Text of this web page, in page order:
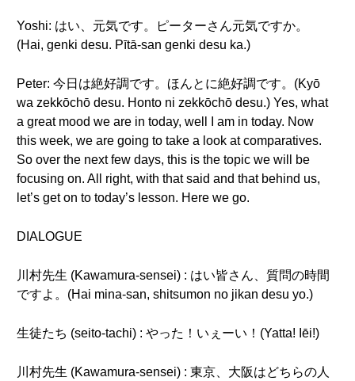
Yoshi: はい、元気です。ピーターさん元気ですか。
(Hai, genki desu. Pītā-san genki desu ka.)
Peter: 今日は絶好調です。ほんとに絶好調です。(Kyō
wa zekkōchō desu. Honto ni zekkōchō desu.) Yes, what
a great mood we are in today, well I am in today. Now
this week, we are going to take a look at comparatives.
So over the next few days, this is the topic we will be
focusing on. All right, with that said and that behind us,
let’s get on to today’s lesson. Here we go.
DIALOGUE
川村先生 (Kawamura-sensei) : はい皆さん、質問の時間
ですよ。(Hai mina-san, shitsumon no jikan desu yo.)
生徒たち (seito-tachi) : やった！いぇーい！(Yatta! Iēi!)
川村先生 (Kawamura-sensei) : 東京、大阪はどちらの人